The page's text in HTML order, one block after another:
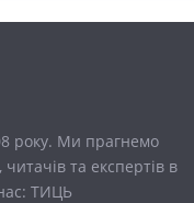
року. Ми прагнемо
та експертів в
ТИЦЬ